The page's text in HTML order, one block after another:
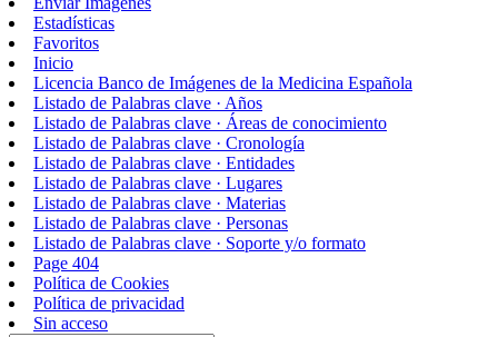
Estadísticas
Favoritos
Inicio
Licencia Banco de Imágenes de la Medicina Española
Listado de Palabras clave · Años
Listado de Palabras clave · Áreas de conocimiento
Listado de Palabras clave · Cronología
Listado de Palabras clave · Entidades
Listado de Palabras clave · Lugares
Listado de Palabras clave · Materias
Listado de Palabras clave · Personas
Listado de Palabras clave · Soporte y/o formato
Page 404
Política de Cookies
Política de privacidad
Sin acceso